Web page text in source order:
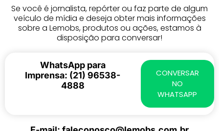
Se você é jornalista, repórter ou faz parte de algum
veículo de mídia e deseja obter mais informações
sobre a Lemobs, produtos ou ações, estamos à
disposição para conversar!
WhatsApp para
Imprensa: (21) 96538-
4888
CONVERSAR
NO
WHATSAPP